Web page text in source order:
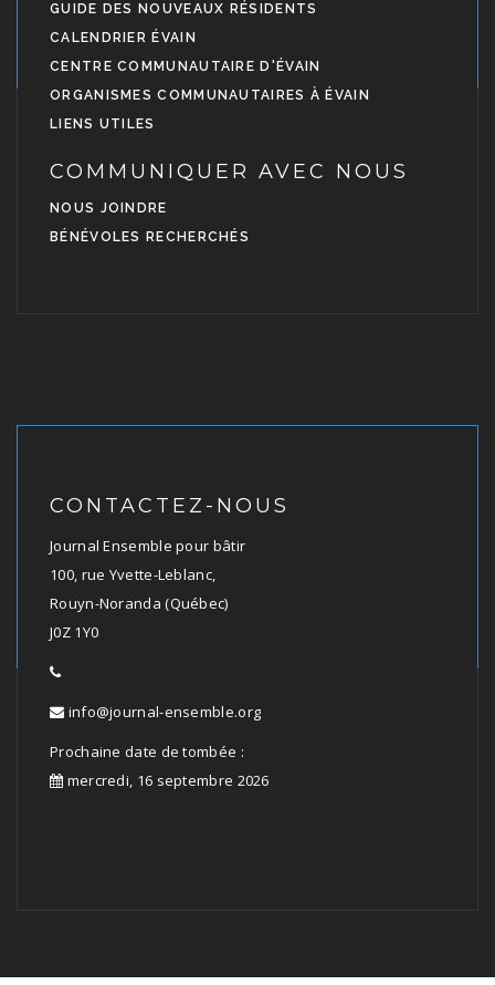
GUIDE DES NOUVEAUX RÉSIDENTS
CALENDRIER ÉVAIN
CENTRE COMMUNAUTAIRE D'ÉVAIN
ORGANISMES COMMUNAUTAIRES À ÉVAIN
LIENS UTILES
COMMUNIQUER AVEC NOUS
NOUS JOINDRE
BÉNÉVOLES RECHERCHÉS
CONTACTEZ-NOUS
Journal Ensemble pour bâtir
100, rue Yvette-Leblanc,
Rouyn-Noranda (Québec)
J0Z 1Y0
info@journal-ensemble.org
Prochaine date de tombée :
mercredi, 16 septembre 2026